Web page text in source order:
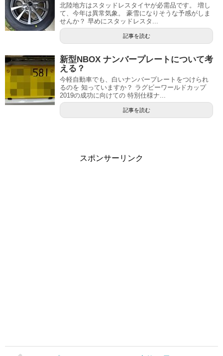
北陸地方はスタッドレスタイヤが必需品です。 増し
て、今年は異常気象。 豪雪になりそうな予感がしま
せんか？ 早めにスタッドレスタ...
記事を読む
新型NBOX ナンバープレートについて考
える？
今軽自動車でも、白いナンバープレートをつけられ
るのを 知っていますか？ ラグビーワールドカップ
2019の成功に向けての 特別仕様ナ...
記事を読む
スポンサーリンク